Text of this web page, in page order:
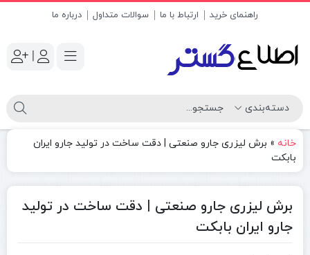
راهنمای خرید ارتباط با ما سوالات متداول درباره ما
|
خانه » برش لیزری جارو صنعتی | دقت ساخت در تولید جارو ایران
بابکت
برش لیزری جارو صنعتی | دقت ساخت در تولید
جارو ایران بابکت